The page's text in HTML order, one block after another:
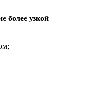
более узкой